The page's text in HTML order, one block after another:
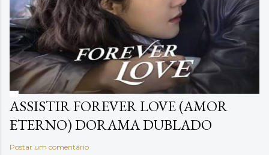
ASSISTIR FOREVER LOVE (AMOR
ETERNO) DORAMA DUBLADO
Postar um comentário